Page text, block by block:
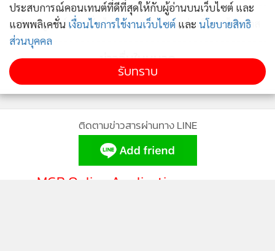
4 ทรู คอร์ปอเรชั่น ไตรมาส 2/69 กำไรต่อเนื่อง 6 ไตรมาส
ข่าวอื่นในหมวด
ติดตามข่าวสารผ่านทาง LINE
MGR Online Application
ประสบการณ์คอนเทนต์ที่ดีที่สุดให้กับผู้อ่านบนเว็บไซต์ และ
แอพพลิเคชั่น เงื่อนไขการใช้งานเว็บไซต์ และ นโยบายสิทธิ
ส่วนบุคคล
รับทราบ